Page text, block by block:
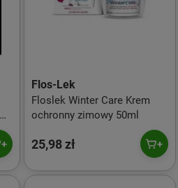
Flos-Lek
Floslek Winter Care Krem
ochronny zimowy 50ml
25,98 zł